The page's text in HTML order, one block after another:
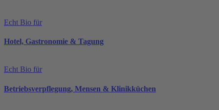
Echt Bio für
Hotel, Gastronomie & Tagung
Echt Bio für
Betriebsverpflegung, Mensen & Klinikküchen